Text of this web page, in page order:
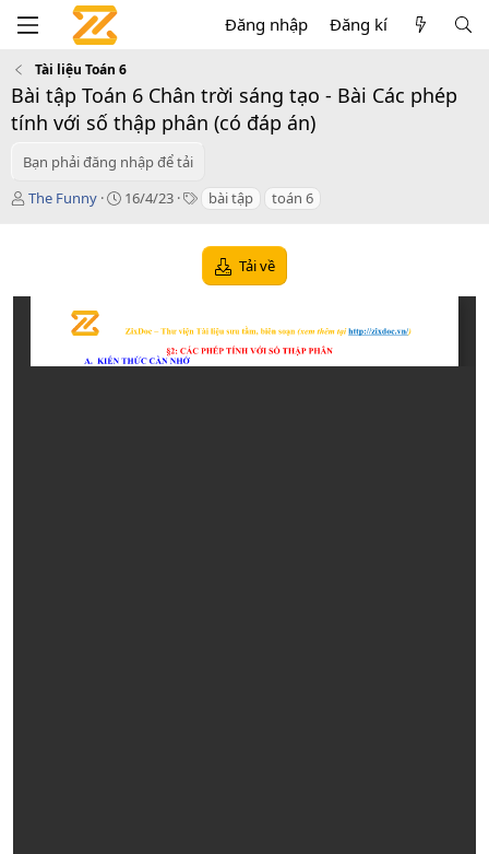
Đăng nhập Đăng kí
Tài liệu Toán 6
Bài tập Toán 6 Chân trời sáng tạo - Bài Các phép
tính với số thập phân (có đáp án)
Bạn phải đăng nhập để tải
T
ả
The Funny
C
n
d
16/4/23
T
s
bài tập toán 6
Tải về